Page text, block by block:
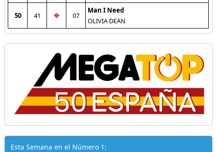
50 41 07
Man I Need
OLIVIA DEAN
Esta Semana en el Número 1: